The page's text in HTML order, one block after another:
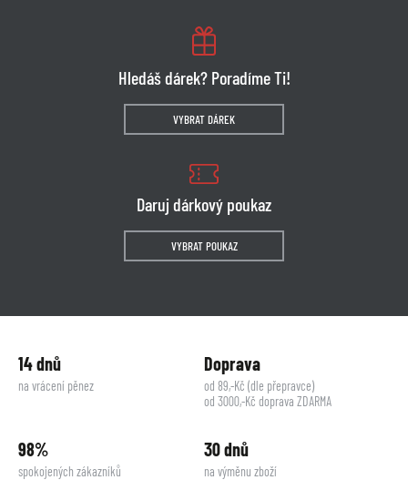
Hledáš dárek? Poradíme Ti!
VYBRAT DÁREK
Daruj dárkový poukaz
VYBRAT POUKAZ
14 dnů
na vrácení pěnez
Doprava
od 89,-Kč (dle přepravce)
od 3000,-Kč doprava ZDARMA
98%
spokojených zákazníků
30 dnů
na výměnu zboží